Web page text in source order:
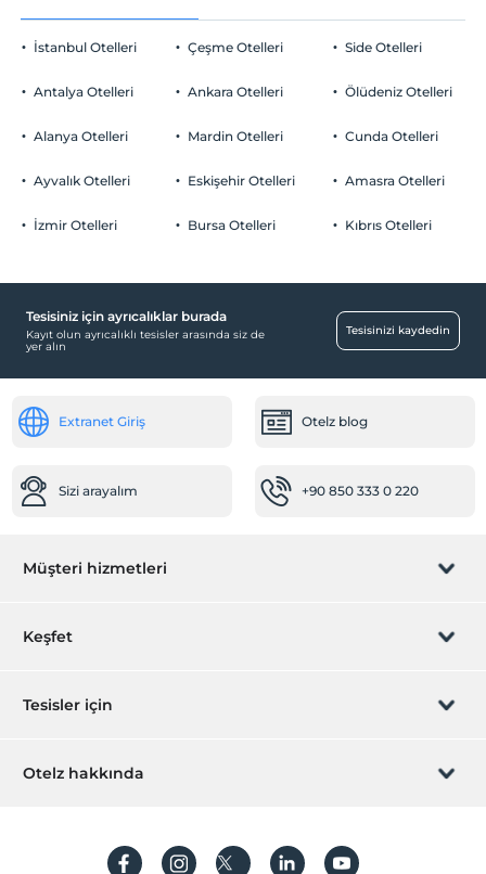
İstanbul Otelleri
Antalya Otelleri
Alanya Otelleri
Ayvalık Otelleri
İzmir Otelleri
Çeşme Otelleri
Ankara Otelleri
Mardin Otelleri
Eskişehir Otelleri
Bursa Otelleri
Side Otelleri
Ölüdeniz Otelleri
Cunda Otelleri
Amasra Otelleri
Kıbrıs Otelleri
Tesisiniz için ayrıcalıklar burada
Kayıt olun ayrıcalıklı tesisler arasında siz de
yer alın
Tesisinizi kaydedin
Extranet Giriş Otelz blog
Sizi arayalım +90 850 333 0 220
Müşteri hizmetleri
Rezervasyon yönet
Sıkça sorulan sorular
Keşfet
Hediye Kart
Hesap oluştur
Tesisler için
Hemen tesisinizi ekleyin
Otelz hakkında